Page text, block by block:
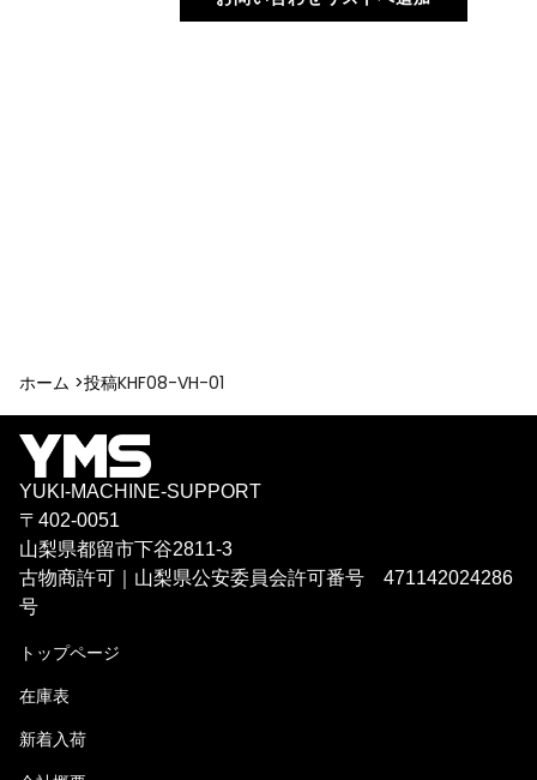
ホーム >投稿KHF08-VH-01
YUKI-MACHINE-SUPPORT
〒402-0051
山梨県都留市下谷2811-3
古物商許可｜山梨県公安委員会許可番号 471142024286
号
トップページ
在庫表
新着入荷